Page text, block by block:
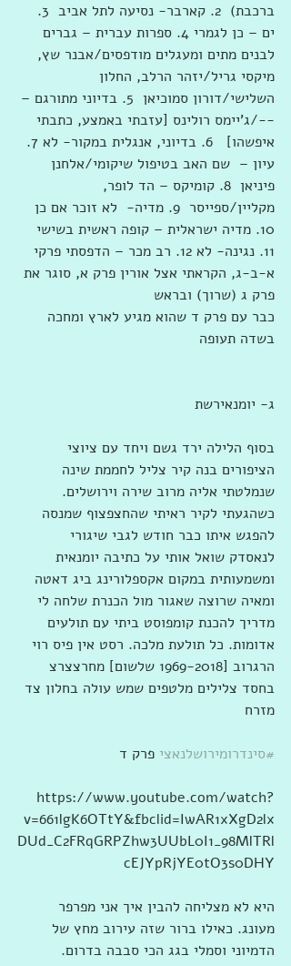
ברכבת)  2. קארבר- נסיעה לתל אביב  3.
ים – כן לגמרי 4. ספרות עברית – גברים
לבנים מתים ומעגלים מודפסים/אבנר שץ,
מיקסי גריל/יזהר הרלב, החלון
השלישי/דורון סמוכיאן  5. בדיוני מתורגם –
--/ג'יימס רולינס [עזבתי באמצע, כתבתי
איפשהו]   6. בדיוני, אנגלית במקור- לא 7.
עיון –  שם האב בטיפול שיקומי/אלחנן
פיניאן  8. קומיקס – הד לופר,
מקליין/ספייסר  9. מדיה-  לא זוכר אם כן
10. מדיה ישראלית – קופה ראשית בשישי
11. נגינה- לא 12. רב מכר – הדפסתי פרקי
א-ב-ג, הקראתי אצל אורין פרק א, סוגר את
פרק ג (שרוך) ובראש
כבר עם פרק ד שהוא מגיע לארץ ומחכה
בשדה תעופה
ג- יומנאירשת
בסוף הלילה ירד גשם ויחד עם ציוצי
הציפורים בנה קיר צליל לחממת שינה
שנמלטתי אליה מרוב שירה וירושלים.
כשהגעתי לקיר ראיתי שהחצפצוף שמנסה
להפגש איתו כבר חודש לגבי שיגורי
לנאסדק שואל אותי על כתיבה יומנאית
ומשמעותית במקום אקספלורינג ביג דאטה
ומאיה שרוצה שאגור מול הכנרת שלחה לי
מדריך להכנת קומפוסט ביתי עם תולעים
אדומות. כל תולעת מלכה. רסט אין פיס רוי
הרגרוב [1969-2018 שלשום] מחרצצרצ
בחסד צלילים מלטפים שמש עולה בחלון צד
מזרח
#סינדרומירושלנאצי פרק ד
https://www.youtube.com/watch?
v=661lgK6OTtY&fbclid=IwAR1xXgD2lx
DUd_C2FRqGRPZhw3UUbL0I1_98MlTRl
cEJYpRjYE0tO3s0DHY
היא לא מצליחה להבין איך אני מפרפר
מעונג. כאילו ברור שזה עירוב מחץ של
הדמיוני וסמלי בגג הכי סבבה בדרום.